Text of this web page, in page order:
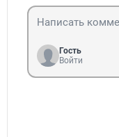
Гость
Войти